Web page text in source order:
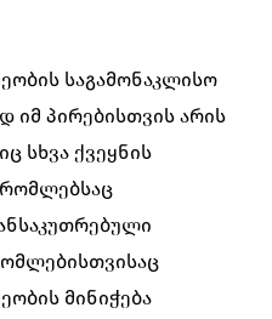
საგამონაკლისო
იმ პირებისთვის არის
სხვა ქვეყნის
მინიჭება